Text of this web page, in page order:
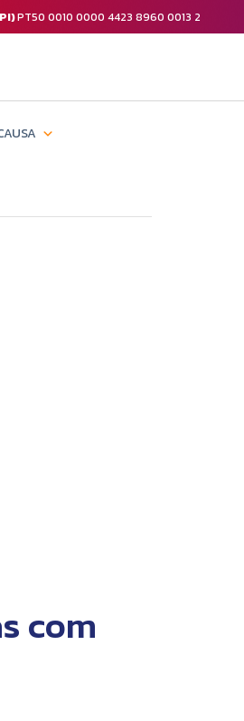
PT50 0010 0000 4423 8960 0013 2
com